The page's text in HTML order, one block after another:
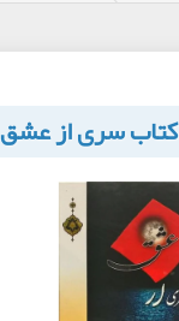
کتاب سری از عشق